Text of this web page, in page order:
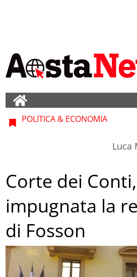
POLITICA & ECONOMIA
Luca
Corte dei Conti,
impugnata la
di Fosson